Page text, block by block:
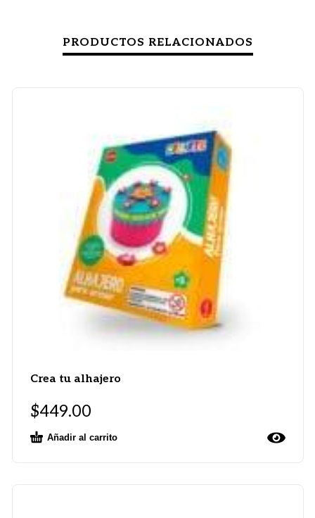
PRODUCTOS RELACIONADOS
Crea tu alhajero
$449.00
Añadir al carrito